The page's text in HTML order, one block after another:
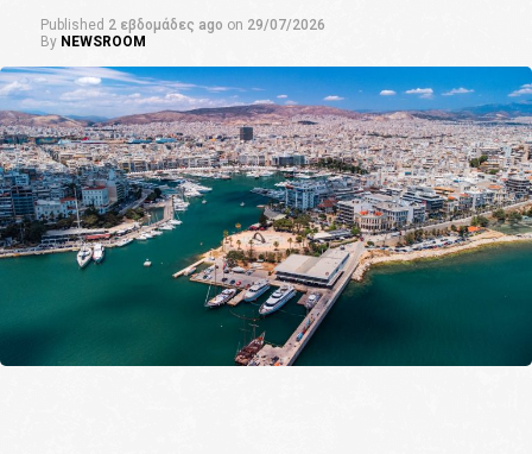
Published 2 εβδομάδες ago on 29/07/2026
By NEWSROOM